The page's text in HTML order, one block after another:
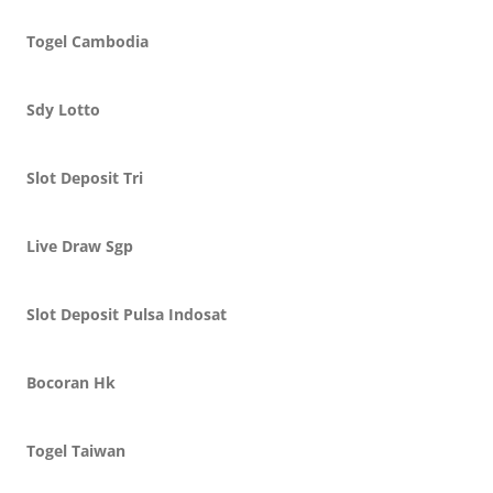
Togel Cambodia
Sdy Lotto
Slot Deposit Tri
Live Draw Sgp
Slot Deposit Pulsa Indosat
Bocoran Hk
Togel Taiwan